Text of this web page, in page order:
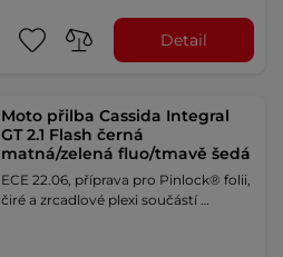
Detail
Moto přilba Cassida Integral
GT 2.1 Flash černá
matná/zelená fluo/tmavě šedá
ECE 22.06, příprava pro Pinlock® folii,
čiré a zrcadlové plexi součástí …